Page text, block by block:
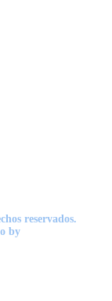
reservados.
by